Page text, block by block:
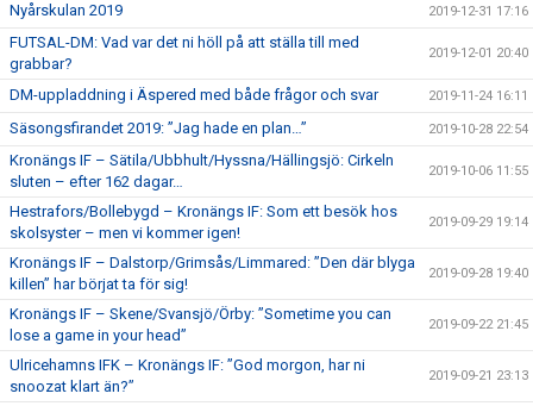
Nyårskulan 2019 2019-12-31 17:16
FUTSAL-DM: Vad var det ni höll på att ställa till med
grabbar?
2019-12-01 20:40
DM-uppladdning i Äspered med både frågor och svar 2019-11-24 16:11
Säsongsfirandet 2019: ”Jag hade en plan…” 2019-10-28 22:54
Kronängs IF – Sätila/Ubbhult/Hyssna/Hällingsjö: Cirkeln
sluten – efter 162 dagar…
2019-10-06 11:55
Hestrafors/Bollebygd – Kronängs IF: Som ett besök hos
skolsyster – men vi kommer igen!
2019-09-29 19:14
Kronängs IF – Dalstorp/Grimsås/Limmared: ”Den där blyga
killen” har börjat ta för sig!
2019-09-28 19:40
Kronängs IF – Skene/Svansjö/Örby: ”Sometime you can
lose a game in your head”
2019-09-22 21:45
Ulricehamns IFK – Kronängs IF: ”God morgon, har ni
snoozat klart än?”
2019-09-21 23:13